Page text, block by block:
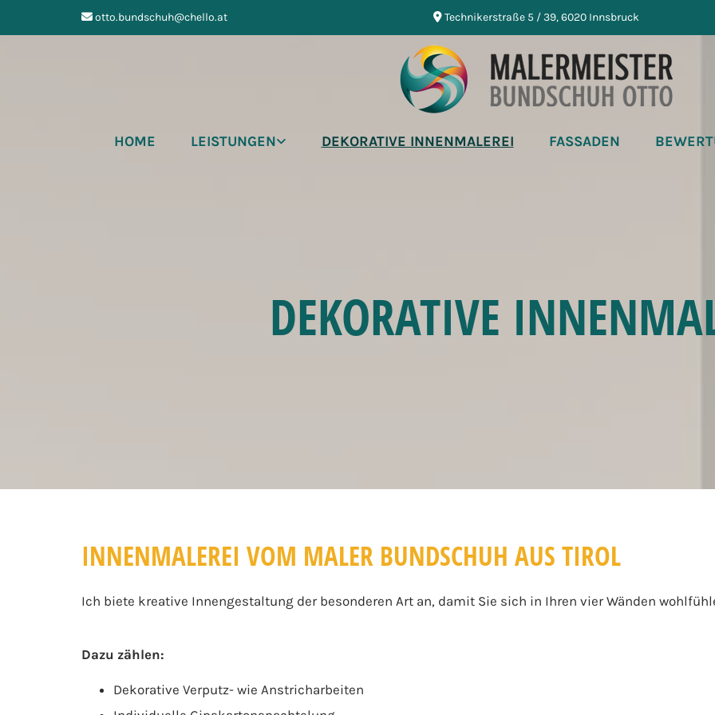
 otto.bundschuh@chello.at  Technikerstraße 5 / 39, 6020 Innsbruck
HOME LEISTUNGEN DEKORATIVE INNENMALEREI FASSADEN
DEKORATIVE
INNENMALEREI VOM MALER BUNDSCHUH AUS TIROL
Ich biete kreative Innengestaltung der besonderen Art an, damit Sie sich in Ihren vier Wänden
Dazu zählen:
Dekorative Verputz- wie Anstricharbeiten